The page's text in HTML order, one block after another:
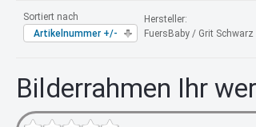
Sortiert nach
Artikelnummer +/-
Hersteller:
FuersBaby / Grit Schwarz
Bilderrahmen Ihr